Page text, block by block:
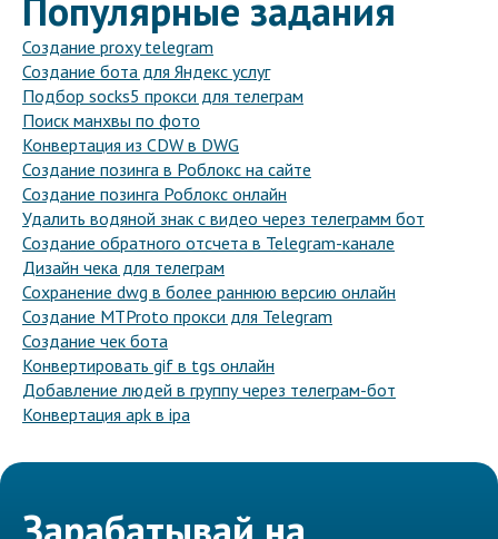
Популярные задания
Создание proxy telegram
Создание бота для Яндекс услуг
Подбор socks5 прокси для телеграм
Поиск манхвы по фото
Конвертация из CDW в DWG
Создание позинга в Роблокс на сайте
Создание позинга Роблокс онлайн
Удалить водяной знак с видео через телеграмм бот
Создание обратного отсчета в Telegram-канале
Дизайн чека для телеграм
Сохранение dwg в более раннюю версию онлайн
Создание MTProto прокси для Telegram
Создание чек бота
Конвертировать gif в tgs онлайн
Добавление людей в группу через телеграм-бот
Конвертация apk в ipa